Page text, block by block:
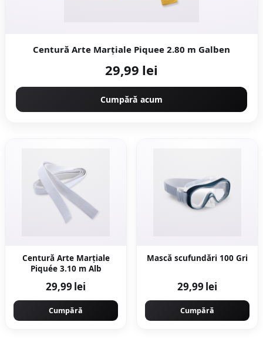
Centură Arte Marțiale Piquee 2.80 m Galben
29,99 lei
Cumpără acum
Centură Arte Marțiale
Piquée 3.10 m Alb
29,99 lei
Cumpără
Mască scufundări 100 Gri
29,99 lei
Cumpără